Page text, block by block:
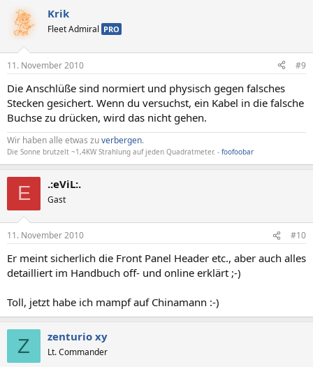
Krik
Fleet Admiral PRO
11. November 2010 #9
Die Anschlüße sind normiert und physisch gegen falsches
Stecken gesichert. Wenn du versuchst, ein Kabel in die falsche
Buchse zu drücken, wird das nicht gehen.
Wir haben alle etwas zuverbergen.
Die Sonne brutzelt ~1,4KW Strahlung auf jeden Quadratmeter. - foofoobar
E .:eViL:.
Gast
11. November 2010 #10
Er meint sicherlich die Front Panel Header etc., aber auch alles
detailliert im Handbuch off- und online erklärt ;-)
Toll, jetzt habe ich mampf auf Chinamann :-)
Z zenturio xy
Lt. Commander